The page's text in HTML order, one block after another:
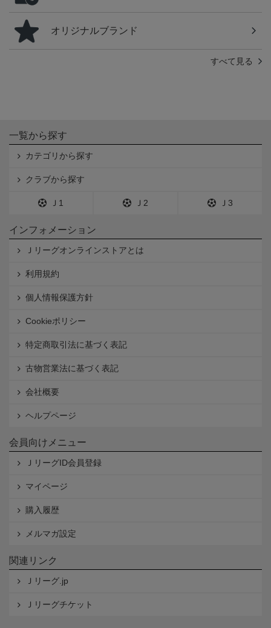
オリジナルブランド
すべて見る
一覧から探す
カテゴリから探す
クラブから探す
Ｊ1 Ｊ2 Ｊ3
インフォメーション
Ｊリーグオンラインストアとは
利用規約
個人情報保護方針
Cookieポリシー
特定商取引法に基づく表記
古物営業法に基づく表記
会社概要
ヘルプページ
会員向けメニュー
ＪリーグID会員登録
マイページ
購入履歴
メルマガ設定
関連リンク
Ｊリーグ.jp
Ｊリーグチケット